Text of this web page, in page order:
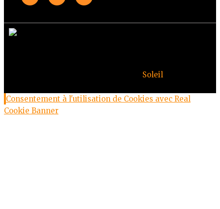
Soleil
Consentement à l'utilisation de Cookies avec Real
Cookie Banner